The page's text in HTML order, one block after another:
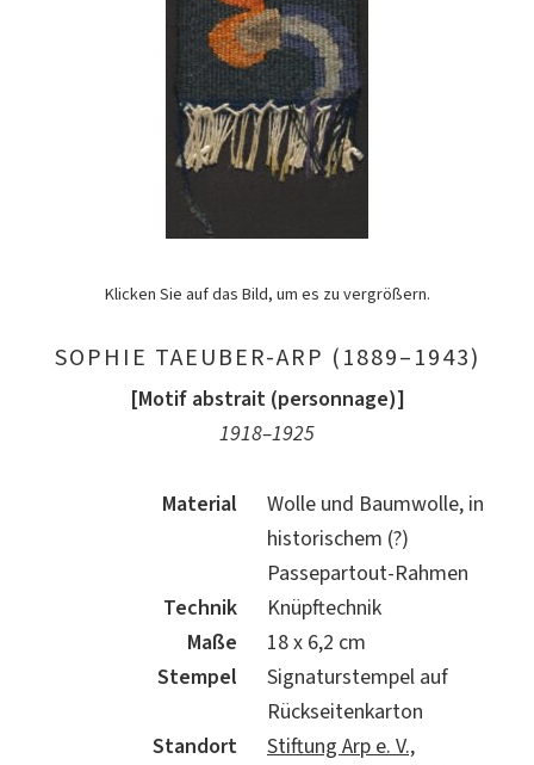
Klicken Sie auf das Bild, um es zu vergrößern.
SOPHIE TAEUBER-ARP (1889–1943)
[Motif abstrait (personnage)]
1918–1925
Material
Wolle und Baumwolle, in
historischem (?)
Passepartout-Rahmen
Technik
Knüpftechnik
Maße
18 x 6,2 cm
Stempel
Signaturstempel auf
Rückseitenkarton
Standort
Stiftung Arp e. V.,